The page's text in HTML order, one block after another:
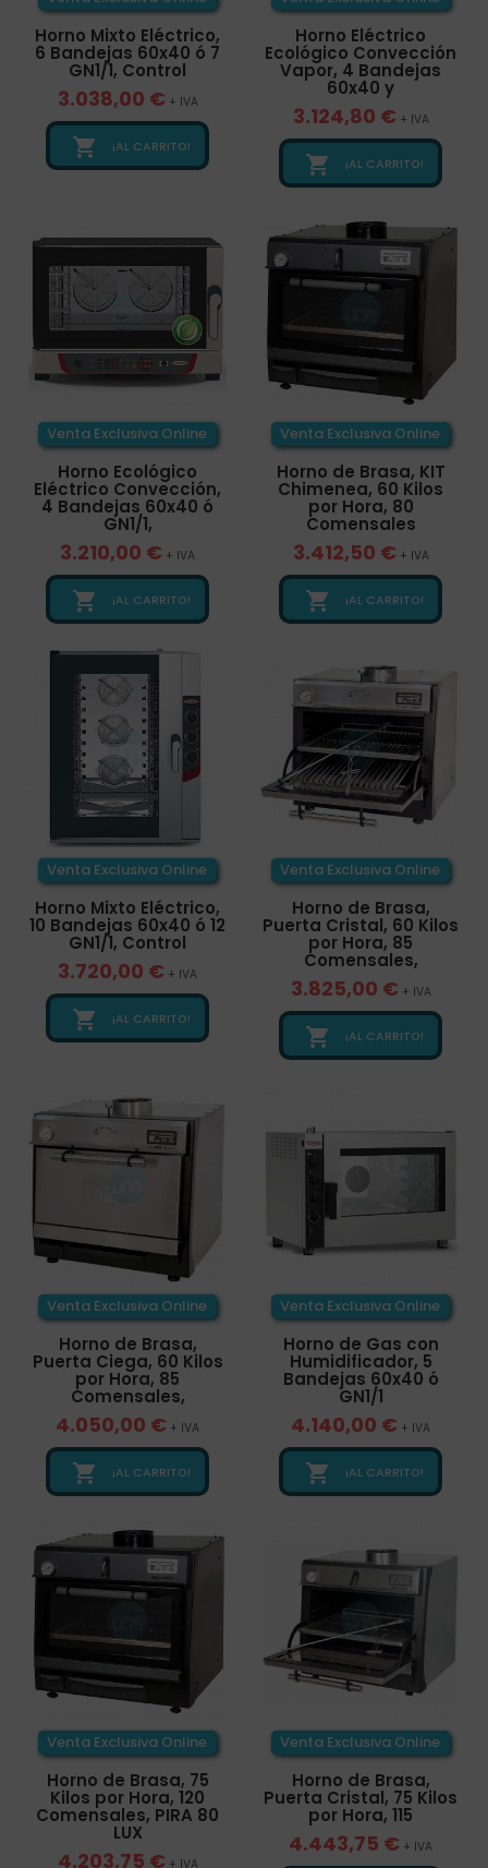
Horno Mixto Eléctrico,
6 Bandejas 60x40 ó 7
GN1/1, Control
3.038,00 € + IVA
 ¡AL CARRITO!
Horno Eléctrico
Ecológico Convección
Vapor, 4 Bandejas
60x40 y
3.124,80 € + IVA
 ¡AL CARRITO!
Venta Exclusiva Online
Horno Ecológico
Eléctrico Convección,
4 Bandejas 60x40 ó
GN1/1,
3.210,00 € + IVA
 ¡AL CARRITO!
Venta Exclusiva Online
Horno de Brasa, KIT
Chimenea, 60 Kilos
por Hora, 80
Comensales
3.412,50 € + IVA
 ¡AL CARRITO!
Venta Exclusiva Online
Horno Mixto Eléctrico,
10 Bandejas 60x40 ó 12
GN1/1, Control
3.720,00 € + IVA
 ¡AL CARRITO!
Venta Exclusiva Online
Horno de Brasa,
Puerta Cristal, 60 Kilos
por Hora, 85
Comensales,
3.825,00 € + IVA
 ¡AL CARRITO!
Venta Exclusiva Online
Horno de Brasa,
Puerta Ciega, 60 Kilos
por Hora, 85
Comensales,
4.050,00 € + IVA
 ¡AL CARRITO!
Venta Exclusiva Online
Horno de Gas con
Humidificador, 5
Bandejas 60x40 ó
GN1/1
4.140,00 € + IVA
 ¡AL CARRITO!
Venta Exclusiva Online
Horno de Brasa, 75
Kilos por Hora, 120
Comensales, PIRA 80
LUX
4.203,75 € + IVA
Venta Exclusiva Online
Horno de Brasa,
Puerta Cristal, 75 Kilos
por Hora, 115
4.443,75 € + IVA